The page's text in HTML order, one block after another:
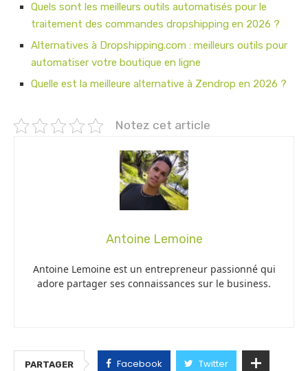
Quels sont les meilleurs outils automatisés pour le
traitement des commandes dropshipping en 2026 ?
Alternatives à Dropshipping.com : meilleurs outils pour
automatiser votre boutique en ligne
Quelle est la meilleure alternative à Zendrop en 2026 ?
Notez cet article
Antoine Lemoine
Antoine Lemoine est un entrepreneur passionné qui
adore partager ses connaissances sur le business.
PARTAGER Facebook Twitter